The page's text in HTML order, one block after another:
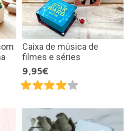
Caixa de música de
filmes e séries
9,95€